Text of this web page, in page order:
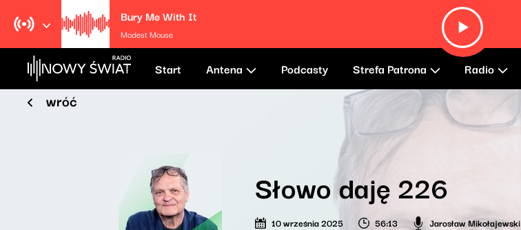
Bury Me With It
Modest Mouse
Start Antena Podcasty Strefa Patrona Radio
wróć
Słowo daję 226
10 września 2025 56:13 Jarosław Mikołajewski